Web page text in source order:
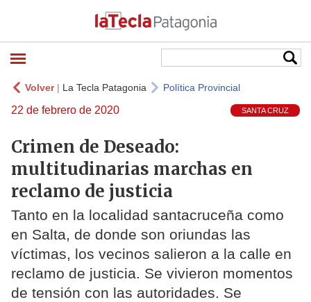
Volver| La Tecla Patagonia Política Provincial
22 de febrero de 2020 SANTA CRUZ
Crimen de Deseado:
multitudinarias marchas en
reclamo de justicia
Tanto en la localidad santacruceña como
en Salta, de donde son oriundas las
víctimas, los vecinos salieron a la calle en
reclamo de justicia. Se vivieron momentos
de tensión con las autoridades. Se